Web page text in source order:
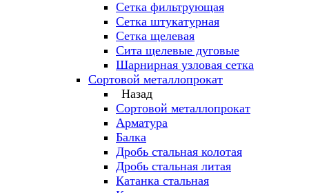
Сетка фильтрующая
Сетка штукатурная
Сетка щелевая
Сита щелевые дуговые
Шарнирная узловая сетка
Сортовой металлопрокат
Назад
Сортовой металлопрокат
Арматура
Балка
Дробь стальная колотая
Дробь стальная литая
Катанка стальная